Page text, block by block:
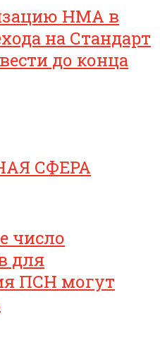
НМА в
на Стандарт
до конца
СФЕРА
число
для
ПСН могут